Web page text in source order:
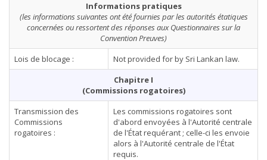
Informations pratiques
(les informations suivantes ont été fournies par les autorités étatiques
concernées ou ressortent des réponses aux Questionnaires sur la
Convention Preuves)
Lois de blocage :
Not provided for by Sri Lankan law.
Chapitre I
(Commissions rogatoires)
Transmission des
Commissions
rogatoires :
Les commissions rogatoires sont
d'abord envoyées à l'Autorité centrale
de l'État requérant ; celle-ci les envoie
alors à l'Autorité centrale de l'État
requis.